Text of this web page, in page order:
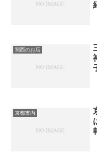
関西のお店
京都市内